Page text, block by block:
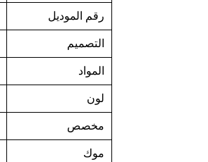
رقم الموديل
التصميم
المواد
لون
مخصص
موك